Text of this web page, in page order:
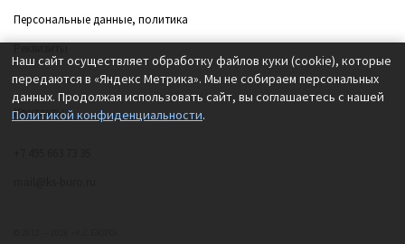
Персональные данные, политика
Контакты
Наш сайт осуществляет обработку файлов куки (cookie), которые
передаются в «Яндекс Метрика». Мы не собираем персональных
данных. Продолжая использовать сайт, вы соглашаетесь с нашей
Политикой конфиденциальности.